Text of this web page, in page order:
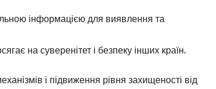
інформацією для виявлення та
на суверенітет і безпеку інших країн.
і підвиження рівня захищеності від